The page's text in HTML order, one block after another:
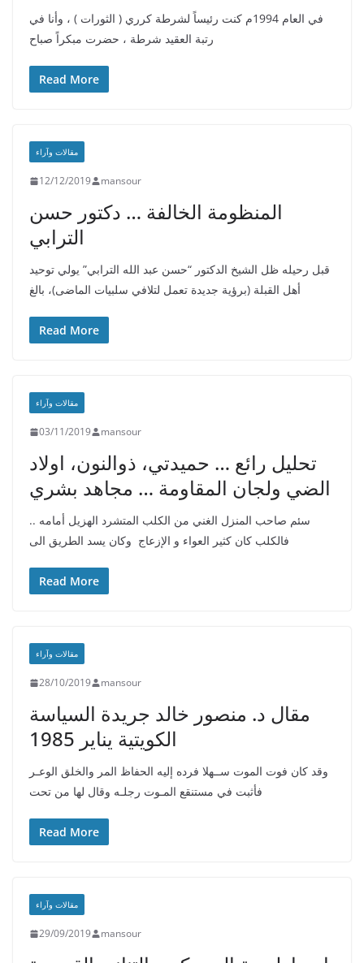
في العام 1994م كنت رئيساً لشرطة كرري ( الثورات ) ، وأنا في
رتبة العقيد شرطة ، حضرت مبكراً صباح
Read More
مقالات وآراء
12/12/2019 mansour
المنظومة الخالفة … دكتور حسن
الترابي
قبل رحيله ظل الشيخ الدكتور “حسن عبد الله الترابي” يولي توحيد
أهل القبلة (برؤية جديدة تعمل لتلافي سلبيات الماضى)، بالغ
Read More
مقالات وآراء
03/11/2019 mansour
تحليل رائع … حميدتي، ذوالنون، اولاد
الضي ولجان المقاومة … مجاهد بشري
سئم صاحب المنزل الغني من الكلب المتشرد الهزيل أمامه ..
فالكلب كان كثير العواء و الإزعاج وكان يسد الطريق الى
Read More
مقالات وآراء
28/10/2019 mansour
مقال د. منصور خالد جريدة السياسة
الكويتية يناير 1985
وقد كان فوت الموت ســهلا فرده إليه الحفاظ المر والخلق الوعـر
فأثبت في مستنقع المـوت رجلـه وقال لها من تحت
Read More
مقالات وآراء
29/09/2019 mansour